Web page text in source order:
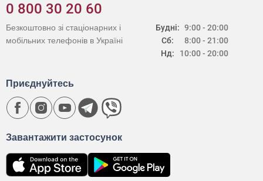
0 800 30 20 60
Будні:
Сб:
Нд:
9:00 - 20:00
8:00 - 21:00
10:00 - 20:00
Безкоштовно зі стаціонарних і
мобільних телефонів в Україні
Завантажити застосунок
Приєднуйтесь